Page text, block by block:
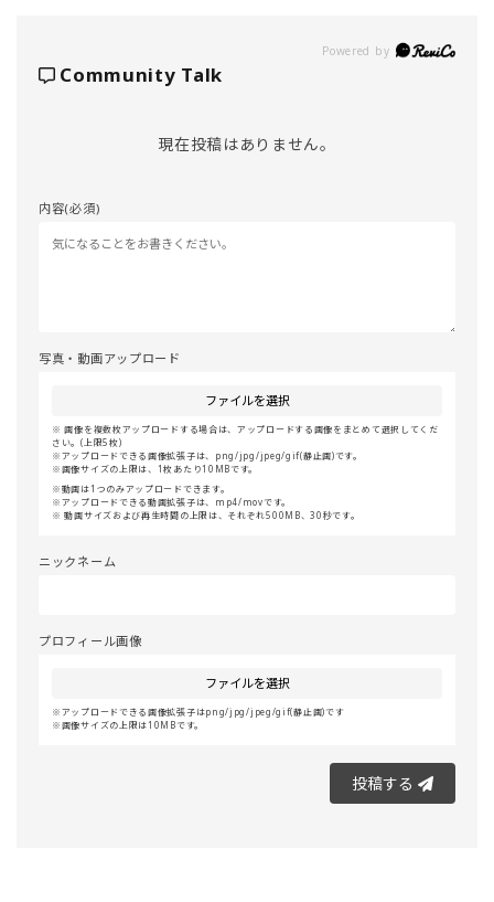
Powered by
Community Talk
現在投稿はありません。
内容(必須)
写真・動画アップロード
ファイルを選択
画像を複数枚アップロードする場合は、アップロードする画像をまとめて選択してくだ
さい。(上限5枚)
アップロードできる画像拡張子は、png/jpg/jpeg/gif(静止画)です。
画像サイズの上限は、1枚あたり10MBです。
動画は1つのみアップロードできます。
アップロードできる動画拡張子は、mp4/movです。
動画サイズおよび再生時間の上限は、それぞれ500MB、30秒です。
ニックネーム
プロフィール画像
ファイルを選択
アップロードできる画像拡張子はpng/jpg/jpeg/gif(静止画)です
画像サイズの上限は10MBです。
投稿する